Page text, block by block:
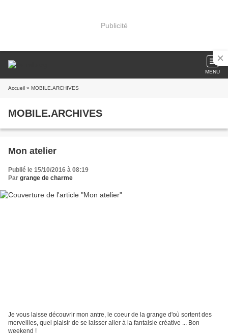
Publicité
MENU
Accueil » MOBILE.ARCHIVES
MOBILE.ARCHIVES
Mon atelier
Publié le 15/10/2016 à 08:19
Par grange de charme
Je vous laisse découvrir mon antre, le coeur de la grange d'où sortent des
merveilles, quel plaisir de se laisser aller à la fantaisie créative ... Bon
weekend !